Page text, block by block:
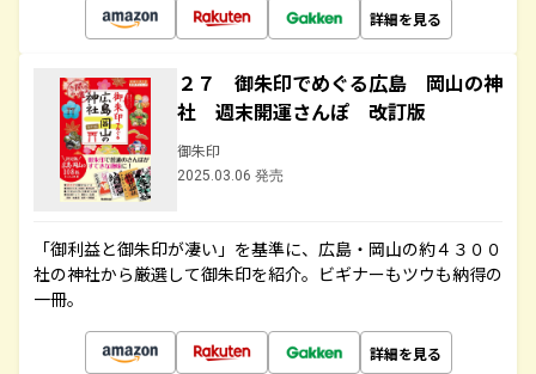
詳細を見る
２７ 御朱印でめぐる広島 岡山の神
社 週末開運さんぽ 改訂版
御朱印
2025.03.06 発売
「御利益と御朱印が凄い」を基準に、広島・岡山の約４３００
社の神社から厳選して御朱印を紹介。ビギナーもツウも納得の
一冊。
詳細を見る